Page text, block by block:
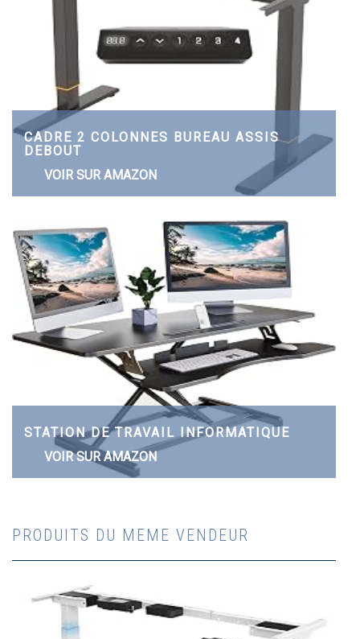
CADRE 2 COLONNES BUREAU ASSIS
DEBOUT
VOIR SUR AMAZON
STATION DE TRAVAIL INFORMATIQUE
VOIR SUR AMAZON
PRODUITS DU MEME VENDEUR